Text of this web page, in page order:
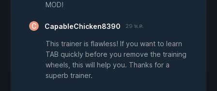
MOD!
CapableChicken8390 29 พ.ค.
This trainer is flawless! If you want to learn
TAB quickly before you remove the training
wheels, this will help you. Thanks for a
superb trainer.